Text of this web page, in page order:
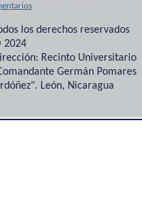
los derechos reservados
2024
Recinto Universitario
Germán Pomares
León, Nicaragua